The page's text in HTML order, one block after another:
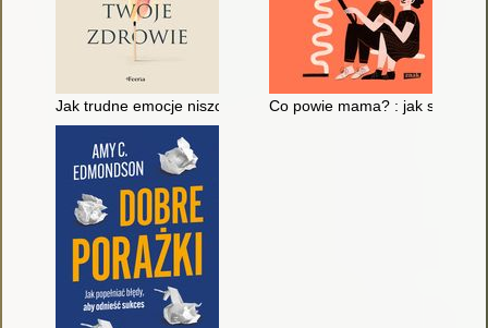
Jak trudne emocje niszczą twoje zdrowieCo powie mama? : jak się